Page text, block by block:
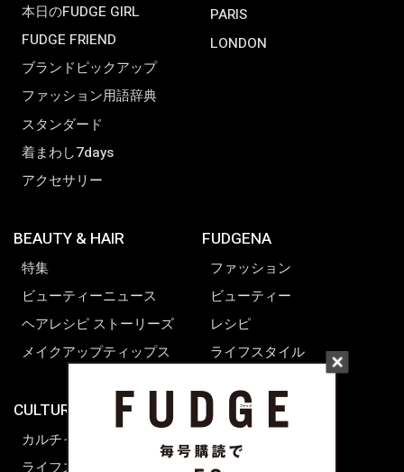
本日のFUDGE GIRL
FUDGE FRIEND
ブランドピックアップ
ファッション用語辞典
スタンダード
着まわし7days
アクセサリー
PARIS
LONDON
BEAUTY & HAIR
特集
ビューティーニュース
ヘアレシピ ストーリーズ
メイクアップティップス
CULTURE & LIFE
カルチャー
ライフスタイル
FUDGENA
ファッション
ビューティー
レシピ
ライフスタイル